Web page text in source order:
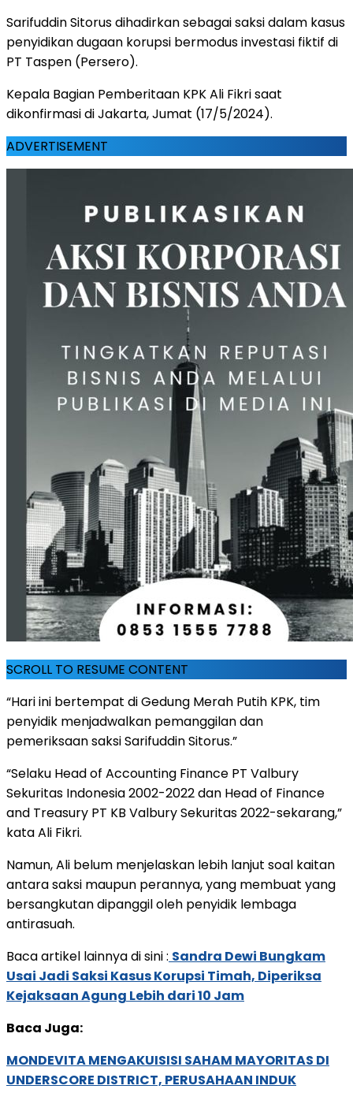
Sarifuddin Sitorus dihadirkan sebagai saksi dalam kasus
penyidikan dugaan korupsi bermodus investasi fiktif di
PT Taspen (Persero).
Kepala Bagian Pemberitaan KPK Ali Fikri saat
dikonfirmasi di Jakarta, Jumat (17/5/2024).
ADVERTISEMENT
SCROLL TO RESUME CONTENT
“Hari ini bertempat di Gedung Merah Putih KPK, tim
penyidik menjadwalkan pemanggilan dan
pemeriksaan saksi Sarifuddin Sitorus.”
“Selaku Head of Accounting Finance PT Valbury
Sekuritas Indonesia 2002-2022 dan Head of Finance
and Treasury PT KB Valbury Sekuritas 2022-sekarang,”
kata Ali Fikri.
Namun, Ali belum menjelaskan lebih lanjut soal kaitan
antara saksi maupun perannya, yang membuat yang
bersangkutan dipanggil oleh penyidik lembaga
antirasuah.
Baca artikel lainnya di sini : Sandra Dewi Bungkam
Usai Jadi Saksi Kasus Korupsi Timah, Diperiksa
Kejaksaan Agung Lebih dari 10 Jam
Baca Juga:
MONDEVITA MENGAKUISISI SAHAM MAYORITAS DI
UNDERSCORE DISTRICT, PERUSAHAAN INDUK